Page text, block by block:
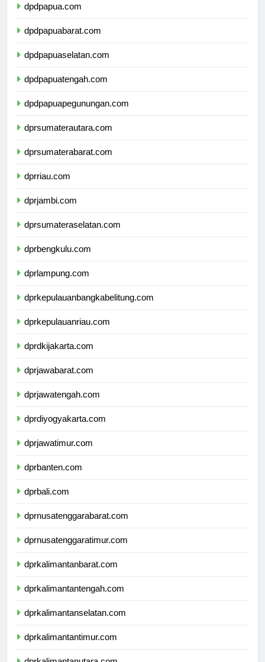
dpdpapua.com
dpdpapuabarat.com
dpdpapuaselatan.com
dpdpapuatengah.com
dpdpapuapegunungan.com
dprsumaterautara.com
dprsumaterabarat.com
dprriau.com
dprjambi.com
dprsumateraselatan.com
dprbengkulu.com
dprlampung.com
dprkepulauanbangkabelitung.com
dprkepulauanriau.com
dprdkijakarta.com
dprjawabarat.com
dprjawatengah.com
dprdiyogyakarta.com
dprjawatimur.com
dprbanten.com
dprbali.com
dprnusatenggarabarat.com
dprnusatenggaratimur.com
dprkalimantanbarat.com
dprkalimantantengah.com
dprkalimantanselatan.com
dprkalimantantimur.com